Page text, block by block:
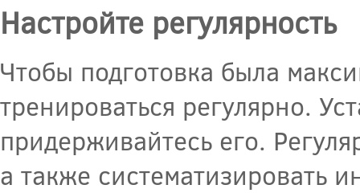
Настройте регулярность
Чтобы подготовка была
тренироваться регулярно.
придерживайтесь его.
а также систематизировать